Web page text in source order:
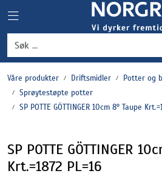
Toggle navigation
Våre produkter Driftsmidler Potter og
Sprøytestøpte potter
SP POTTE GÖTTINGER 10cm 8° Taupe
SP POTTE GÖTTINGER
Krt.=1872 PL=16
Grønnsaker
Settepotet og setteløk
Plantevern og nyttedyr